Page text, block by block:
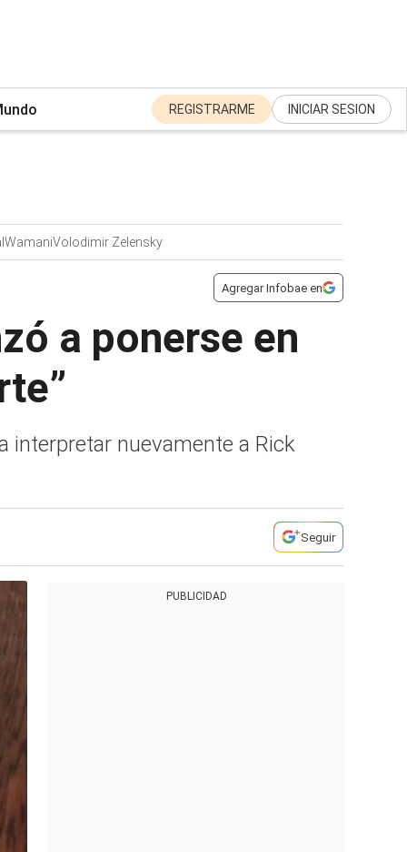
REGISTRARME INICIAR SESION
WamaniVolodimir Zelensky
Agregar Infobae en
a ponerse en
interpretar nuevamente a Rick
Seguir
PUBLICIDAD